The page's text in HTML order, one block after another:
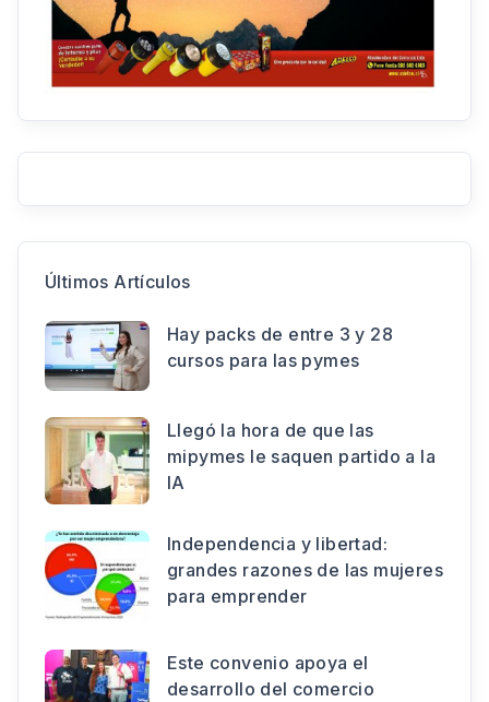
Últimos Artículos
Hay packs de entre 3 y 28
cursos para las pymes
Llegó la hora de que las
mipymes le saquen partido a la
IA
Independencia y libertad:
grandes razones de las mujeres
para emprender
Este convenio apoya el
desarrollo del comercio